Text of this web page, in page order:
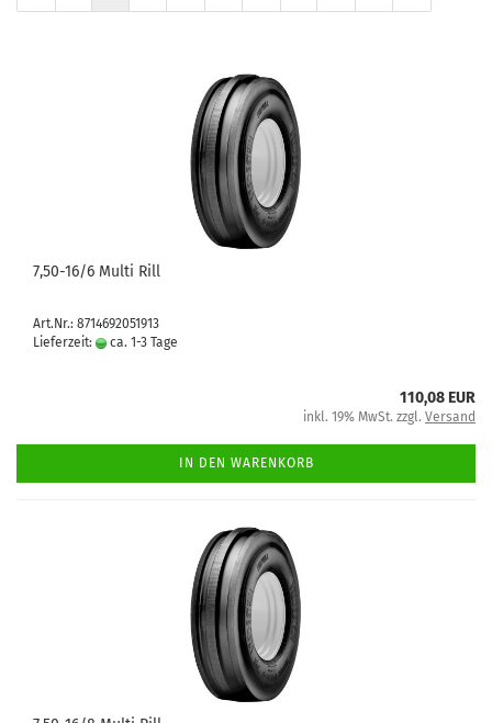
7,50-16/6 Multi Rill
Art.Nr.: 8714692051913
Lieferzeit:
ca. 1-3 Tage
110,08 EUR
inkl. 19% MwSt. zzgl. Versand
IN DEN WARENKORB